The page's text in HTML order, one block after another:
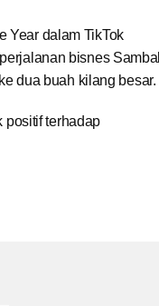
Year dalam TikTok
bisnes Sambal
dua buah kilang besar.
positif terhadap